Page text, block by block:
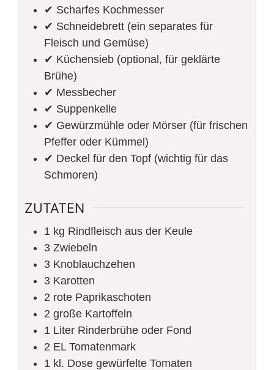
✔ Scharfes Kochmesser
✔ Schneidebrett (ein separates für
Fleisch und Gemüse)
✔ Küchensieb (optional, für geklärte
Brühe)
✔ Messbecher
✔ Suppenkelle
✔ Gewürzmühle oder Mörser (für frischen
Pfeffer oder Kümmel)
✔ Deckel für den Topf (wichtig für das
Schmoren)
ZUTATEN
1 kg Rindfleisch aus der Keule
3 Zwiebeln
3 Knoblauchzehen
3 Karotten
2 rote Paprikaschoten
2 große Kartoffeln
1 Liter Rinderbrühe oder Fond
2 EL Tomatenmark
1 kl. Dose gewürfelte Tomaten